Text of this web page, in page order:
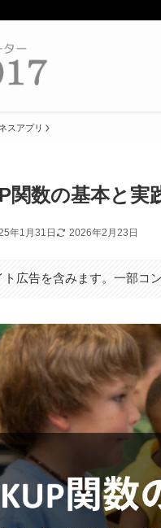
スアプリ
関数の基本と実
年1月31日 2026年2月23日
広告を含みます。一部コ